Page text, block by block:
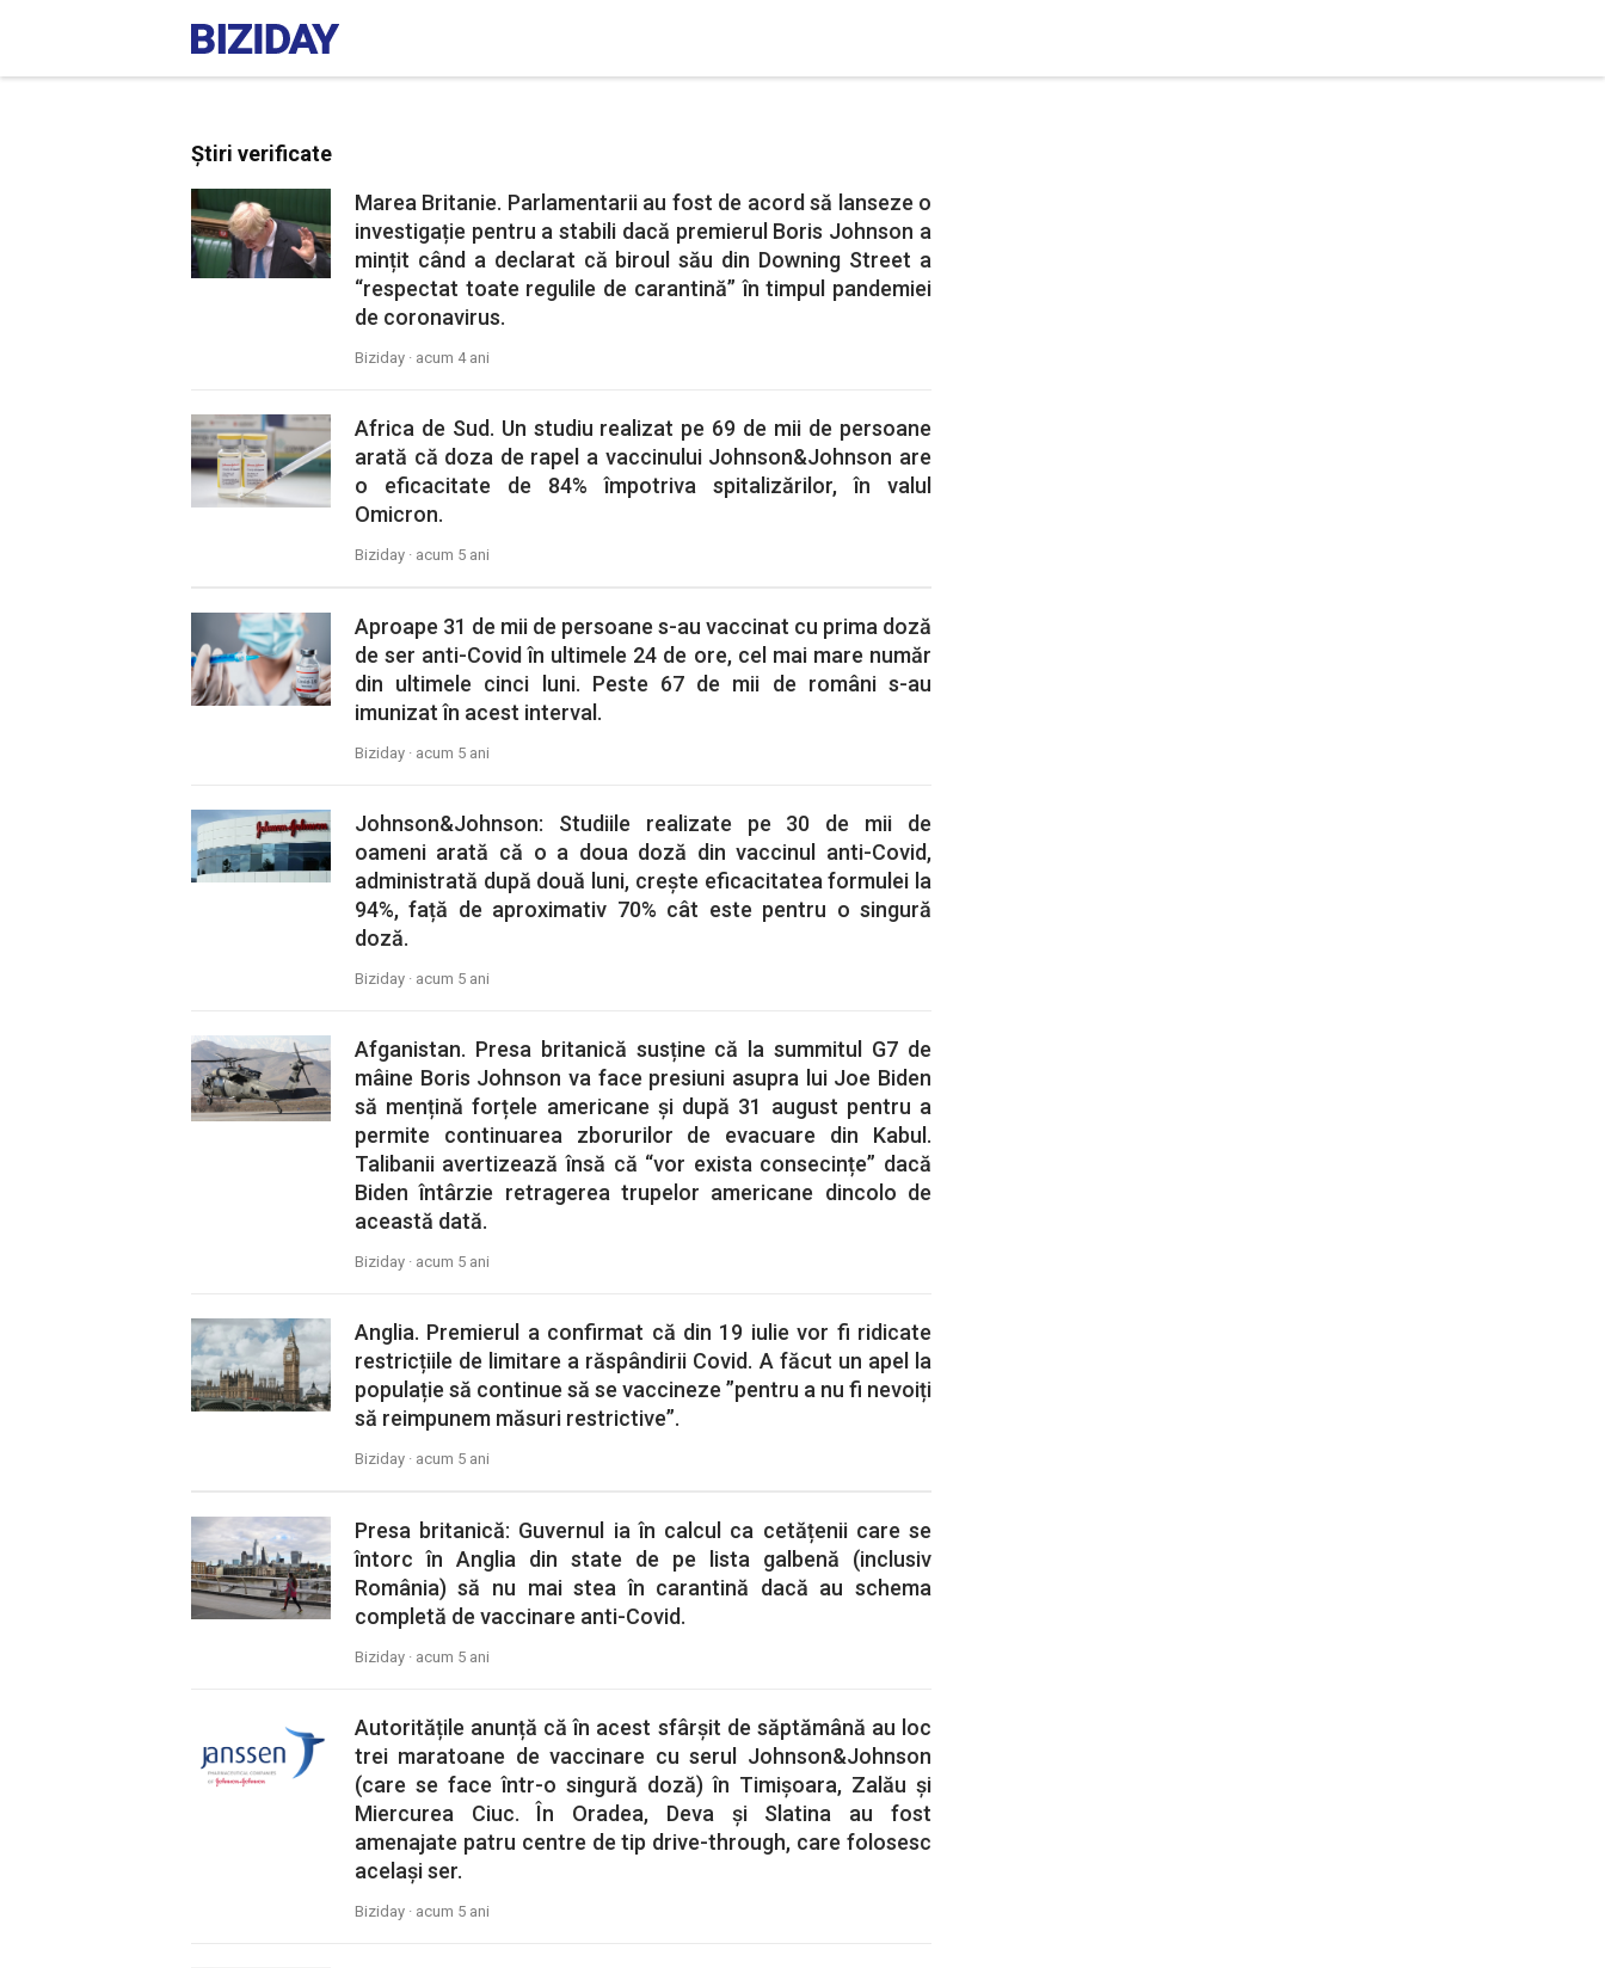
Știri verificate
Marea Britanie. Parlamentarii au fost de acord să lanseze o
investigație pentru a stabili dacă premierul Boris Johnson a
mințit când a declarat că biroul său din Downing Street a
“respectat toate regulile de carantină” în timpul pandemiei
de coronavirus.
Biziday · acum 4 ani
Africa de Sud. Un studiu realizat pe 69 de mii de persoane
arată că doza de rapel a vaccinului Johnson&Johnson are
o eficacitate de 84% împotriva spitalizărilor, în valul
Omicron.
Biziday · acum 5 ani
Aproape 31 de mii de persoane s-au vaccinat cu prima doză
de ser anti-Covid în ultimele 24 de ore, cel mai mare număr
din ultimele cinci luni. Peste 67 de mii de români s-au
imunizat în acest interval.
Biziday · acum 5 ani
Johnson&Johnson: Studiile realizate pe 30 de mii de
oameni arată că o a doua doză din vaccinul anti-Covid,
administrată după două luni, crește eficacitatea formulei la
94%, față de aproximativ 70% cât este pentru o singură
doză.
Biziday · acum 5 ani
Afganistan. Presa britanică susține că la summitul G7 de
mâine Boris Johnson va face presiuni asupra lui Joe Biden
să mențină forțele americane și după 31 august pentru a
permite continuarea zborurilor de evacuare din Kabul.
Talibanii avertizează însă că “vor exista consecințe” dacă
Biden întârzie retragerea trupelor americane dincolo de
această dată.
Biziday · acum 5 ani
Anglia. Premierul a confirmat că din 19 iulie vor fi ridicate
restricțiile de limitare a răspândirii Covid. A făcut un apel la
populație să continue să se vaccineze ”pentru a nu fi nevoiți
să reimpunem măsuri restrictive”.
Biziday · acum 5 ani
Presa britanică: Guvernul ia în calcul ca cetățenii care se
întorc în Anglia din state de pe lista galbenă (inclusiv
România) să nu mai stea în carantină dacă au schema
completă de vaccinare anti-Covid.
Biziday · acum 5 ani
Autoritățile anunță că în acest sfârșit de săptămână au loc
trei maratoane de vaccinare cu serul Johnson&Johnson
(care se face într-o singură doză) în Timișoara, Zalău și
Miercurea Ciuc. În Oradea, Deva și Slatina au fost
amenajate patru centre de tip drive-through, care folosesc
același ser.
Biziday · acum 5 ani